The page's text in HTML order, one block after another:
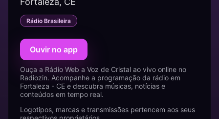
Rádio Brasileira
Ouvir no app
Ouça a Rádio Web a Voz de Cristal ao vivo online no
Radiozin. Acompanhe a programação da rádio em
Fortaleza - CE e descubra músicas, notícias e
conteúdos em tempo real.
Logotipos, marcas e transmissões pertencem aos seus